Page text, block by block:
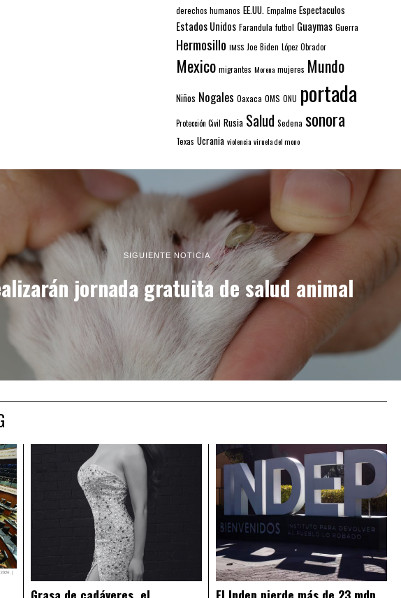
derechos humanos EE.UU. Empalme Espectaculos
Estados Unidos Farandula futbol Guaymas Guerra
Hermosillo IMSS Joe Biden López Obrador
Mexico migrantes Morena mujeres Mundo
Niños Nogales Oaxaca OMS ONU portada
Protección Civil Rusia Salud Sedena sonora
Texas Ucrania violencia viruela del mono
SIGUIENTE NOTICIA
jornada gratuita de salud animal
Grasa de cadáveres, el El Indep pierde más de 23 mdp